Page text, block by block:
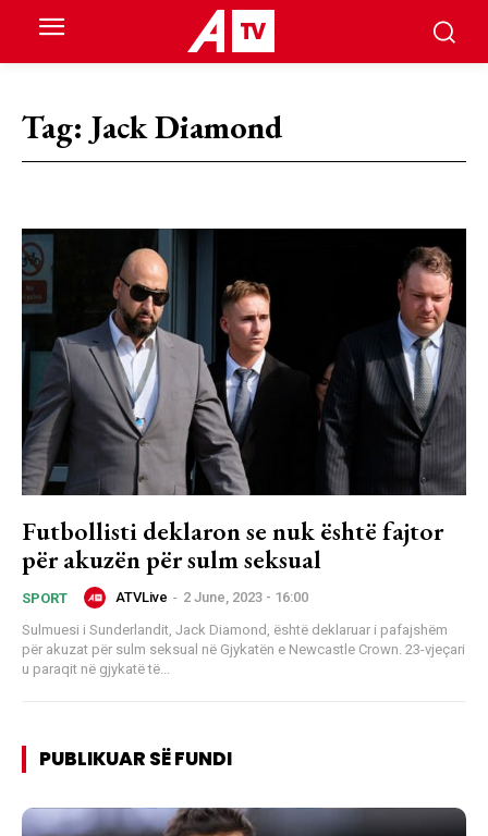
Tag: Jack Diamond
Futbollisti deklaron se nuk është fajtor
për akuzën për sulm seksual
SPORT ATVLive - 2 June, 2023 - 16:00
Sulmuesi i Sunderlandit, Jack Diamond, është deklaruar i pafajshëm
për akuzat për sulm seksual në Gjykatën e Newcastle Crown. 23-vjeçari
u paraqit në gjykatë të...
PUBLIKUAR SË FUNDI